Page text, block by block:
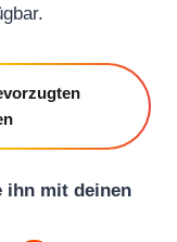
ihn mit deinen